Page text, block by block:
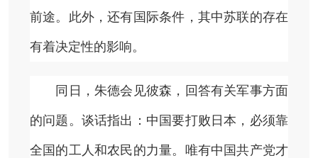
前途。此外，还有国际条件，其中苏联的存在
有着决定性的影响。
同日，朱德会见彼森，回答有关军事方面
的问题。谈话指出：中国要打败日本，必须靠
全国的工人和农民的力量。唯有中国共产党才